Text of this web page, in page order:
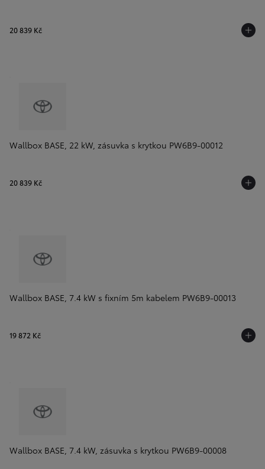
20 839 Kč
Wallbox BASE, 22 kW, zásuvka s krytkou PW6B9-00012
20 839 Kč
Wallbox BASE, 7.4 kW s fixním 5m kabelem PW6B9-00013
19 872 Kč
Wallbox BASE, 7.4 kW, zásuvka s krytkou PW6B9-00008